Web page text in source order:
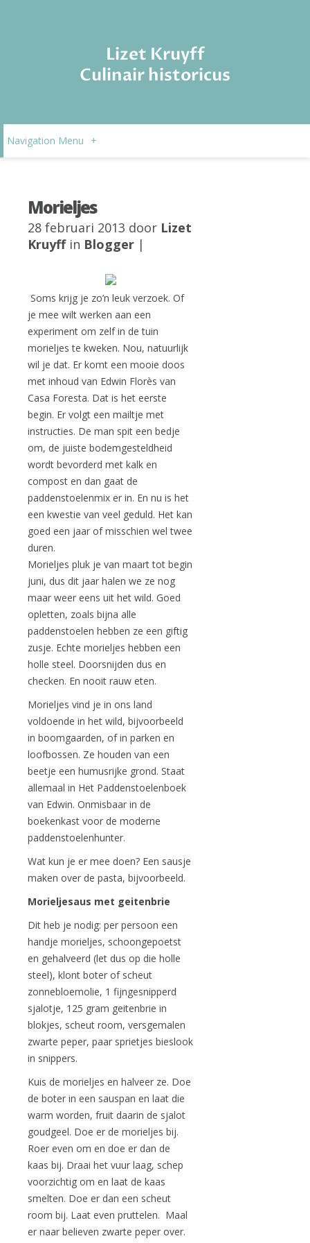
Lizet Kruyff
Culinair historicus
Navigation Menu +
Morieljes
28 februari 2013 door Lizet
Kruyffin Blogger |
Soms krijg je zo’n leuk verzoek. Of
je mee wilt werken aan een
experiment om zelf in de tuin
morieljes te kweken. Nou, natuurlijk
wil je dat. Er komt een mooie doos
met inhoud van Edwin Florès van
Casa Foresta. Dat is het eerste
begin. Er volgt een mailtje met
instructies. De man spit een bedje
om, de juiste bodemgesteldheid
wordt bevorderd met kalk en
compost en dan gaat de
paddenstoelenmix er in. En nu is het
een kwestie van veel geduld. Het kan
goed een jaar of misschien wel twee
duren.
Morieljes pluk je van maart tot begin
juni, dus dit jaar halen we ze nog
maar weer eens uit het wild. Goed
opletten, zoals bijna alle
paddenstoelen hebben ze een giftig
zusje. Echte morieljes hebben een
holle steel. Doorsnijden dus en
checken. En nooit rauw eten.
Morieljes vind je in ons land
voldoende in het wild, bijvoorbeeld
in boomgaarden, of in parken en
loofbossen. Ze houden van een
beetje een humusrijke grond. Staat
allemaal in Het Paddenstoelenboek
van Edwin. Onmisbaar in de
boekenkast voor de moderne
paddenstoelenhunter.
Wat kun je er mee doen? Een sausje
maken over de pasta, bijvoorbeeld.
Morieljesaus met geitenbrie
Dit heb je nodig: per persoon een
handje morieljes, schoongepoetst
en gehalveerd (let dus op die holle
steel), klont boter of scheut
zonnebloemolie, 1 fijngesnipperd
sjalotje, 125 gram geitenbrie in
blokjes, scheut room, versgemalen
zwarte peper, paar sprietjes bieslook
in snippers.
Kuis de morieljes en halveer ze. Doe
de boter in een sauspan en laat die
warm worden, fruit daarin de sjalot
goudgeel. Doe er de morieljes bij.
Roer even om en doe er dan de
kaas bij. Draai het vuur laag, schep
voorzichtig om en laat de kaas
smelten. Doe er dan een scheut
room bij. Laat even pruttelen. Maal
er naar believen zwarte peper over.